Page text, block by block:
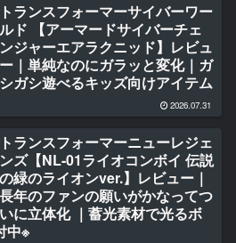
トランスフォーマーサイバーワー
ルド 【アーマードサイバーチェ
ンジャーエアラクニッド】レビュ
ー｜単純なのにガラッと変化｜ガ
シガシ遊べるキッズ向けアイテム
2026.07.31
トランスフォーマーニューレジェ
ンズ【NL-01ライオコンボイ 伝説
の緑のライオンver.】レビュー｜
長年のファンの願いがかなってつ
いに立体化 ｜蓄光素材で光るボ
中※